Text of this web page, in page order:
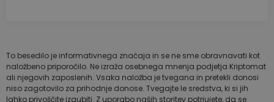
To besedilo je informativnega značaja in se ne sme obravnavati kot
naložbeno priporočilo. Ne izraža osebnega mnenja podjetja Kriptomat
ali njegovih zaposlenih. Vsaka naložba je tvegana in pretekli donosi
niso zagotovilo za prihodnje donose. Tvegajte le sredstva, ki si jih
lahko privoščite izgubiti. Z uporabo naših storitev potrjujete, da se